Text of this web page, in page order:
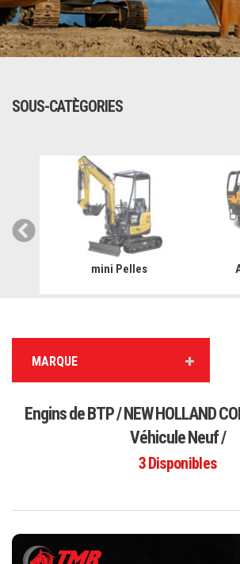
SOUS-CATÈGORIES
mini Pelles
MARQUE
Engins de BTP / NEW HOLLAND
Véhicule Neuf /
3Disponibles